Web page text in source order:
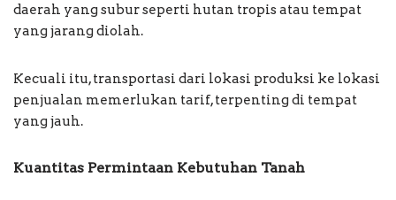
daerah yang subur seperti hutan tropis atau tempat
yang jarang diolah.
Kecuali itu, transportasi dari lokasi produksi ke lokasi
penjualan memerlukan tarif, terpenting di tempat
yang jauh.
Kuantitas Permintaan Kebutuhan Tanah